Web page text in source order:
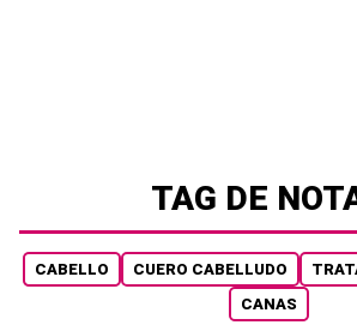
TAG DE
CABELLO CUERO CABELLUDO
CANAS